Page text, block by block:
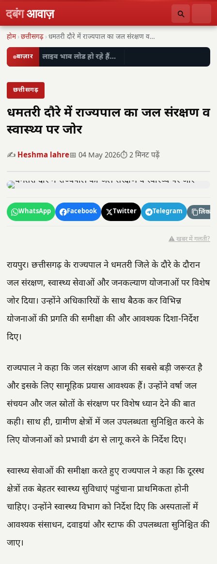
दबंगआवाज़
होम ›छत्तीसगढ़ ›धमतरी दौरे में राज्यपाल का जल संरक्षण व…
बाज़ार लाइव भाव लोड हो रहे हैं…
छत्तीसगढ़
धमतरी दौरे में राज्यपाल का जल संरक्षण व
स्वास्थ्य पर जोर
✍️ Heshma lahre📅 04 May 2026⏱️ 2 मिनट पढ़ें
WhatsApp Facebook Twitter Telegram लिंक
⚠️ खबर में गलती?
रायपुर। छत्तीसगढ़ के राज्यपाल ने धमतरी जिले के दौरे के दौरान
जल संरक्षण, स्वास्थ्य सेवाओं और जनकल्याण योजनाओं पर विशेष
जोर दिया। उन्होंने अधिकारियों के साथ बैठक कर विभिन्न
योजनाओं की प्रगति की समीक्षा की और आवश्यक दिशा-निर्देश
दिए।
राज्यपाल ने कहा कि जल संरक्षण आज की सबसे बड़ी जरूरत है
और इसके लिए सामूहिक प्रयास आवश्यक हैं। उन्होंने वर्षा जल
संचयन और जल स्रोतों के संरक्षण पर विशेष ध्यान देने की बात
कही। साथ ही, ग्रामीण क्षेत्रों में जल उपलब्धता सुनिश्चित करने के
लिए योजनाओं को प्रभावी ढंग से लागू करने के निर्देश दिए।
स्वास्थ्य सेवाओं की समीक्षा करते हुए राज्यपाल ने कहा कि दूरस्थ
क्षेत्रों तक बेहतर स्वास्थ्य सुविधाएं पहुंचाना प्राथमिकता होनी
चाहिए। उन्होंने स्वास्थ्य विभाग को निर्देश दिए कि अस्पतालों में
आवश्यक संसाधन, दवाइयां और स्टाफ की उपलब्धता सुनिश्चित की
जाए।